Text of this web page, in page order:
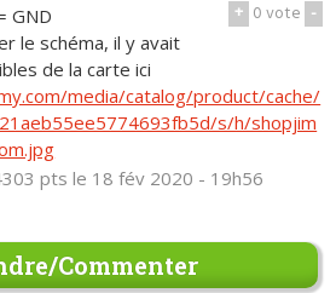
+ 0vote -
GND
le schéma, il y avait
de la carte ici
media/catalog/product/cache/
s/h/shopjim
ptsle 18 fév 2020 - 19h56
Commenter